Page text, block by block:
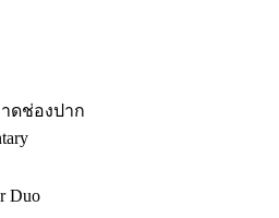
ดช่องปาก
Duo